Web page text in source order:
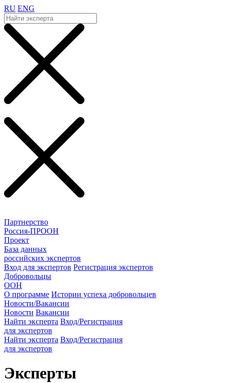
RU ENG
Партнерство
Россия-ПРООН
Проект
База данных
российских экспертов
Вход для экспертов Регистрация экспертов
Добровольцы
ООН
О программе Истории успеха добровольцев
Новости/Вакансии
Новости Вакансии
Найти эксперта Вход/Регистрация
для экспертов
Найти эксперта Вход/Регистрация
для экспертов
Эксперты